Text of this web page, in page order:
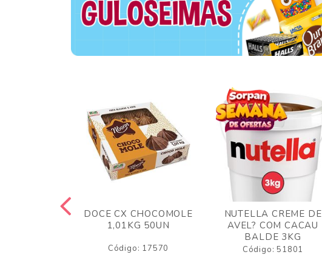
DOCE CX CHOCOMOLE
1,01KG 50UN
Código: 17570
NUTELLA CREME DE
AVEL? COM CACAU
BALDE 3KG
Código: 51801